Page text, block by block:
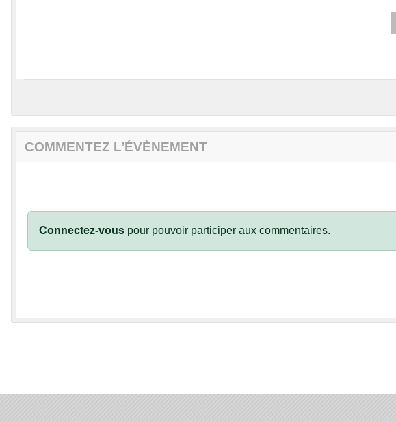
COMMENTEZ L’ÉVÈNEMENT
Connectez-vous pour pouvoir participer aux commentaires.